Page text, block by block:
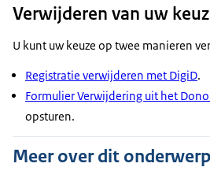
Verwijderen van uw
U kunt uw keuze op twee manieren
Registratie verwijderen met DigiD.
Formulier Verwijdering uit het
opsturen.
Meer over dit onderwerp